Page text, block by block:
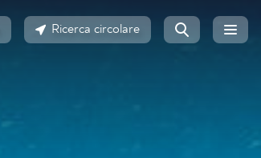
Ricerca circolare